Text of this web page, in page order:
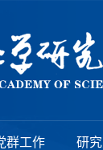
群工作 研